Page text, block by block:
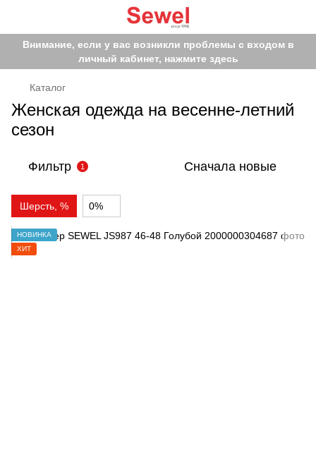
Внимание, если у вас возникли проблемы с входом в
личный кабинет, нажмите здесь
Каталог
Женская одежда на весенне-летний
сезон
Фильтр 1 Сначала новые
Шерсть, % 0%
НОВИНКА
ХИТ